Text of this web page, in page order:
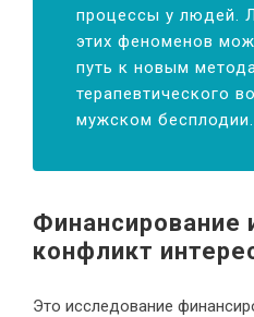
процессы у людей.
этих феноменов
путь к новым
терапевтического
мужском бесплодии.
Финансирование
конфликт
Это исследование